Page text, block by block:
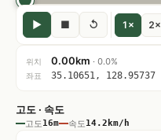
▶ ■ ↺ 1× 2×
위치 0.00km · 0.0%
좌표 35.10651, 128.95737
고도 · 속도
고도16m 속도14.2km/h